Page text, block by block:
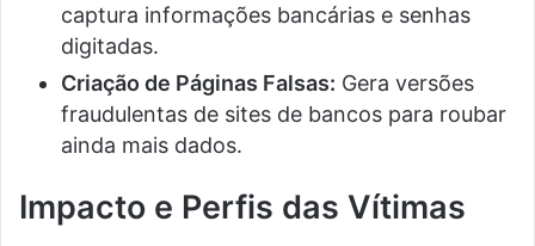
captura informações bancárias e senhas
digitadas.
Criação de Páginas Falsas: Gera versões
fraudulentas de sites de bancos para roubar
ainda mais dados.
Impacto e Perfis das Vítimas